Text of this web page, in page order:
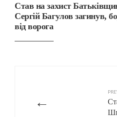
Став на захист
Сергій Багулов загинув,
від ворога
←